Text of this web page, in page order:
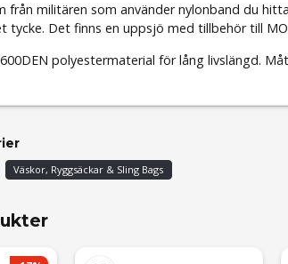
från militären som använder nylonband du
tycke. Det finns en uppsjö med tillbehör till
polyestermaterial för lång livslängd.
Väskor, Ryggsäckar & Sling Bags